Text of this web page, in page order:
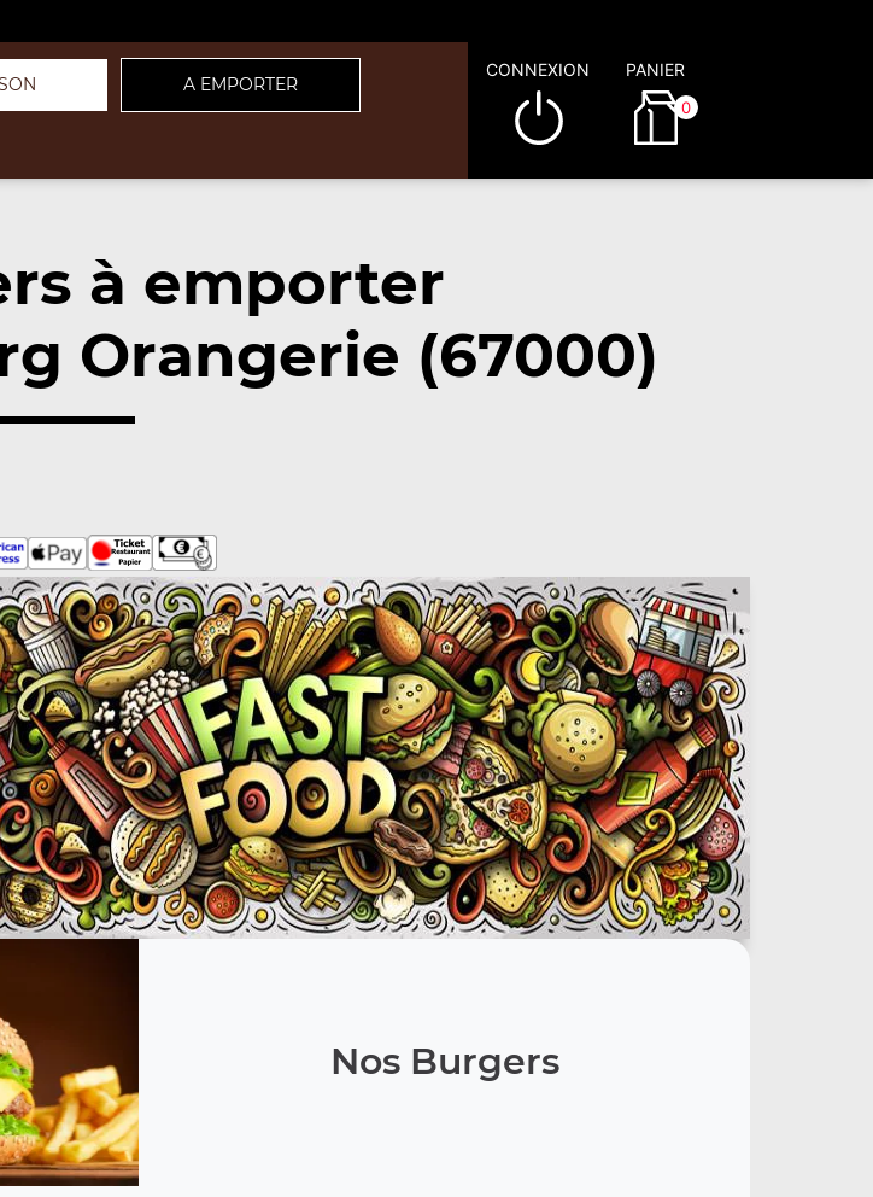
A EMPORTER
CONNEXION PANIER
0
à emporter
Orangerie (67000)
Nos Burgers